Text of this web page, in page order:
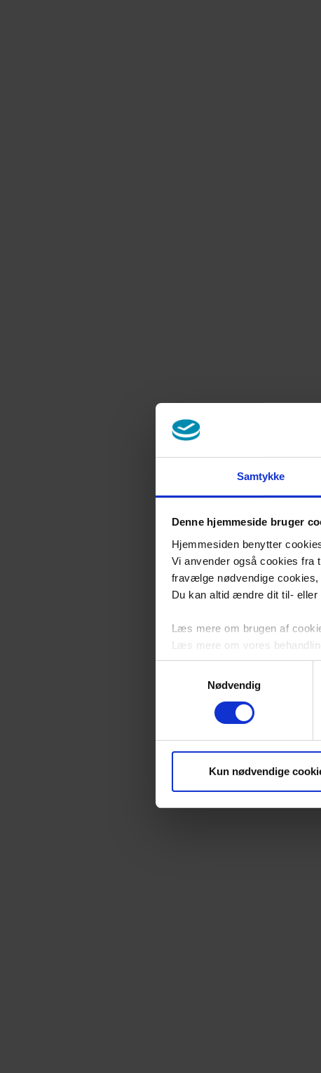
Samtykke
Denne hjemmeside bruger
Hjemmesiden benytter
Vi anvender også cookies
fravælge nødvendige cookies,
Du kan altid ændre dit til-
Læs mere om brugen af
Læs mere om vores
Nødvendig
Kun nødvendige